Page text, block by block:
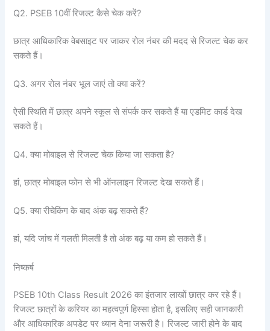
Q2. PSEB 10वीं रिजल्ट कैसे चेक करें?
छात्र आधिकारिक वेबसाइट पर जाकर रोल नंबर की मदद से रिजल्ट चेक कर
सकते हैं।
Q3. अगर रोल नंबर भूल जाएं तो क्या करें?
ऐसी स्थिति में छात्र अपने स्कूल से संपर्क कर सकते हैं या एडमिट कार्ड देख
सकते हैं।
Q4. क्या मोबाइल से रिजल्ट चेक किया जा सकता है?
हां, छात्र मोबाइल फोन से भी ऑनलाइन रिजल्ट देख सकते हैं।
Q5. क्या रीचेकिंग के बाद अंक बढ़ सकते हैं?
हां, यदि जांच में गलती मिलती है तो अंक बढ़ या कम हो सकते हैं।
निष्कर्ष
PSEB 10th Class Result 2026 का इंतजार लाखों छात्र कर रहे हैं।
रिजल्ट छात्रों के करियर का महत्वपूर्ण हिस्सा होता है, इसलिए सही जानकारी
और आधिकारिक अपडेट पर ध्यान देना जरूरी है। रिजल्ट जारी होने के बाद